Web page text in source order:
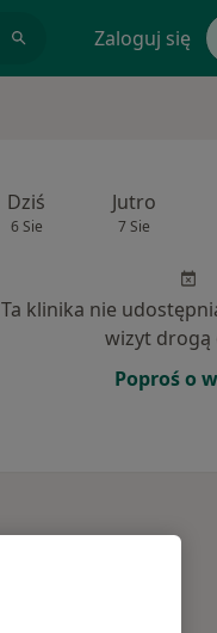
Zaloguj się
Dziś
6 Sie
Jutro
7 Sie
Ta klinika nie
wizyt drogą
Poproś o